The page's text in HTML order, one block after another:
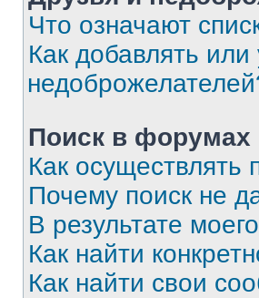
Что означают
Как добавлять
Поиск в форумах
Как осуществлять
Почему поиск не
В результате
Как найти
Как найти свои